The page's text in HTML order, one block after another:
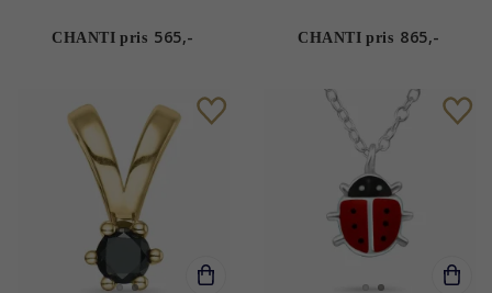
emalje sort emalje
CHANTI pris 565,-
sølv rød emalje
CHANTI pris 865,-